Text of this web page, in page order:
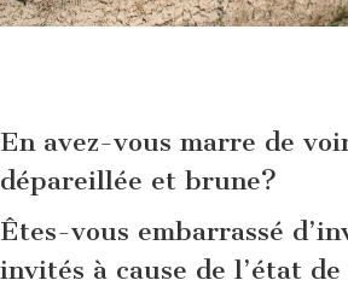
En avez-vous marre de
dépareillée et brune?
Êtes-vous embarrassé
invités à cause de l’état
They